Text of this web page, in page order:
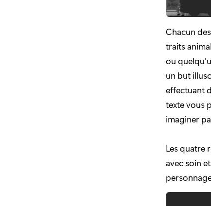
Chacun
traits
ou
un but
effectuant
texte vous
imaginer
Les quatre
avec soin